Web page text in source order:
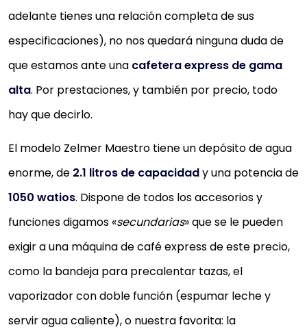
adelante tienes una relación completa de sus
especificaciones), no nos quedará ninguna duda de
que estamos ante una cafetera express de gama
alta. Por prestaciones, y también por precio, todo
hay que decirlo.
El modelo Zelmer Maestro tiene un depósito de agua
enorme, de 2.1 litros de capacidady una potencia de
1050 watios. Dispone de todos los accesorios y
funciones digamos «secundarias» que se le pueden
exigir a una máquina de café express de este precio,
como la bandeja para precalentar tazas, el
vaporizador con doble función (espumar leche y
servir agua caliente), o nuestra favorita: la